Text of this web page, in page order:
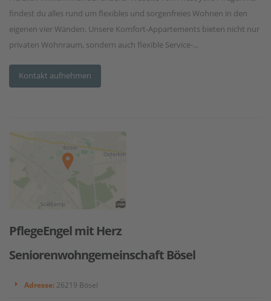
findest du alles rund um flexibles und sorgenfreies Wohnen in den
eigenen vier Wänden. Unsere Komfort-Appartements bieten nicht nur
privaten Wohnraum, sondern auch flexible Service-...
Kontakt aufnehmen
PflegeEngel mit Herz
Seniorenwohngemeinschaft Bösel
Adresse: 26219 Bösel